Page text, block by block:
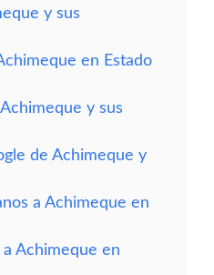
y sus
en Estado
y sus
de Achimeque y
a Achimeque en
Achimeque en